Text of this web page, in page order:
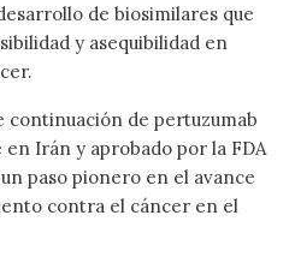
de biosimilares que
y asequibilidad en
continuación de pertuzumab
Irán y aprobado por la FDA
paso pionero en el avance
contra el cáncer en el